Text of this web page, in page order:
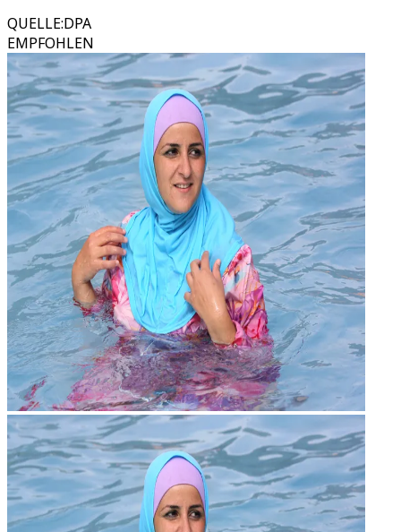
QUELLE:DPA
EMPFOHLEN